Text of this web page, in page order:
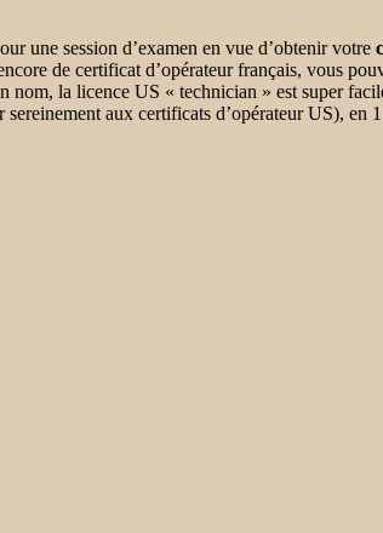
une session d’examen en vue d’obtenir votre
de certificat d’opérateur français, vous
la licence US « technician » est super
sereinement aux certificats d’opérateur US), en